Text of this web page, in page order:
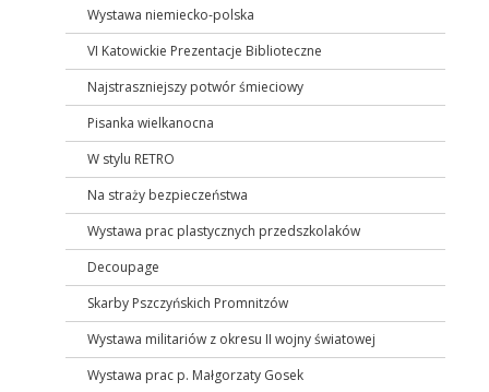
Wystawa niemiecko-polska
VI Katowickie Prezentacje Biblioteczne
Najstraszniejszy potwór śmieciowy
Pisanka wielkanocna
W stylu RETRO
Na straży bezpieczeństwa
Wystawa prac plastycznych przedszkolaków
Decoupage
Skarby Pszczyńskich Promnitzów
Wystawa militariów z okresu II wojny światowej
Wystawa prac p. Małgorzaty Gosek